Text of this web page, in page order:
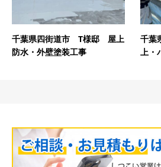
千葉県四街道市 T様邸 屋上
防水・外壁塗装工事
千
上・